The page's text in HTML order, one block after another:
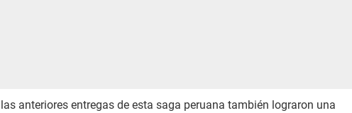
anteriores entregas de esta saga peruana también lograron una